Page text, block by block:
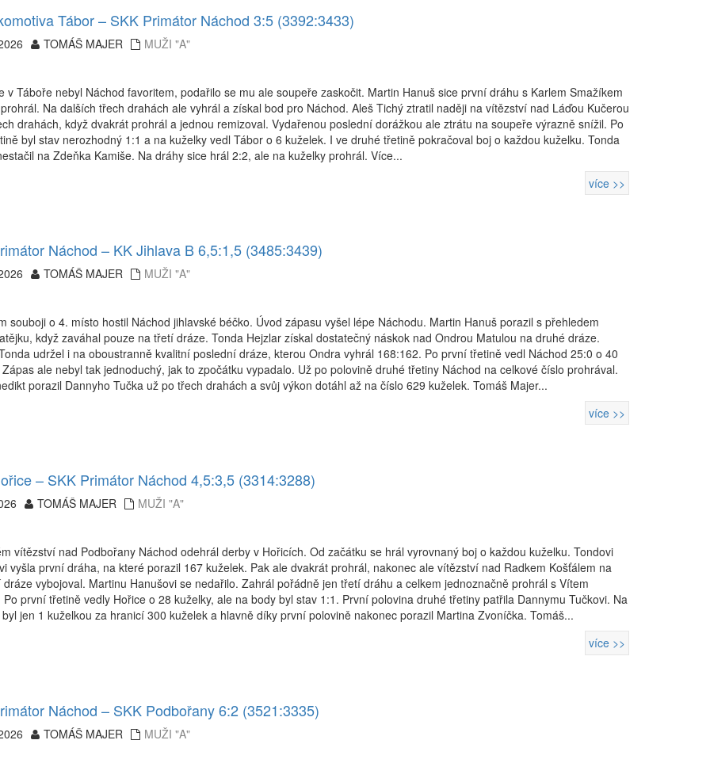
Tábor – SKK Primátor Náchod 3:5 (3392:3433)
TOMÁŠ MAJER MUŽI "A"
v Táboře nebyl Náchod favoritem, podařilo se mu ale soupeře zaskočit. Martin Hanuš sice první dráhu s Karlem Smažíkem
Na dalších třech drahách ale vyhrál a získal bod pro Náchod. Aleš Tichý ztratil naději na vítězství nad Láďou Kučerou
drahách, když dvakrát prohrál a jednou remizoval. Vydařenou poslední dorážkou ale ztrátu na soupeře výrazně snížil. Po
byl stav nerozhodný 1:1 a na kuželky vedl Tábor o 6 kuželek. I ve druhé třetině pokračoval boj o každou kuželku. Tonda
na Zdeňka Kamiše. Na dráhy sice hrál 2:2, ale na kuželky prohrál. Více...
více >>
Náchod – KK Jihlava B 6,5:1,5 (3485:3439)
TOMÁŠ MAJER MUŽI "A"
souboji o 4. místo hostil Náchod jihlavské béčko. Úvod zápasu vyšel lépe Náchodu. Martin Hanuš porazil s přehledem
když zaváhal pouze na třetí dráze. Tonda Hejzlar získal dostatečný náskok nad Ondrou Matulou na druhé dráze.
udržel i na oboustranně kvalitní poslední dráze, kterou Ondra vyhrál 168:162. Po první třetině vedl Náchod 25:0 o 40
ale nebyl tak jednoduchý, jak to zpočátku vypadalo. Už po polovině druhé třetiny Náchod na celkové číslo prohrával.
porazil Dannyho Tučka už po třech drahách a svůj výkon dotáhl až na číslo 629 kuželek. Tomáš Majer...
více >>
– SKK Primátor Náchod 4,5:3,5 (3314:3288)
TOMÁŠ MAJER MUŽI "A"
vítězství nad Podbořany Náchod odehrál derby v Hořicích. Od začátku se hrál vyrovnaný boj o každou kuželku. Tondovi
vyšla první dráha, na které porazil 167 kuželek. Pak ale dvakrát prohrál, nakonec ale vítězství nad Radkem Košťálem na
vybojoval. Martinu Hanušovi se nedařilo. Zahrál pořádně jen třetí dráhu a celkem jednoznačně prohrál s Vítem
Po první třetině vedly Hořice o 28 kuželky, ale na body byl stav 1:1. První polovina druhé třetiny patřila Dannymu Tučkovi. Na
jen 1 kuželkou za hranicí 300 kuželek a hlavně díky první polovině nakonec porazil Martina Zvoníčka. Tomáš...
více >>
Náchod – SKK Podbořany 6:2 (3521:3335)
TOMÁŠ MAJER MUŽI "A"